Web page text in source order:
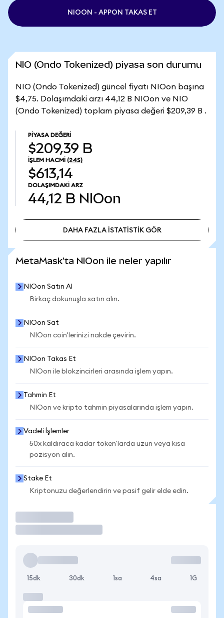
NIOON - APPON TAKAS ET
NIO (Ondo Tokenized) piyasa son durumu
NIO (Ondo Tokenized) güncel fiyatı NIOon başına
$4,75. Dolaşımdaki arzı 44,12 B NIOon ve NIO
(Ondo Tokenized) toplam piyasa değeri $209,39 B .
PIYASA DEĞERI
$209,39 B
İŞLEM HACMI (24S)
$613,14
DOLAŞIMDAKI ARZ
44,12 B NIOon
DAHA FAZLA İSTATİSTİK GÖR
MetaMask'ta NIOon ile neler yapılır
NIOon Satın Al
Birkaç dokunuşla satın alın.
NIOon Sat
NIOon coin'lerinizi nakde çevirin.
NIOon Takas Et
NIOon ile blokzincirleri arasında işlem yapın.
Tahmin Et
NIOon ve kripto tahmin piyasalarında işlem yapın.
Vadeli İşlemler
50x kaldıraca kadar token'larda uzun veya kısa
pozisyon alın.
Stake Et
Kriptonuzu değerlendirin ve pasif gelir elde edin.
15dk 30dk 1sa 4sa 1G